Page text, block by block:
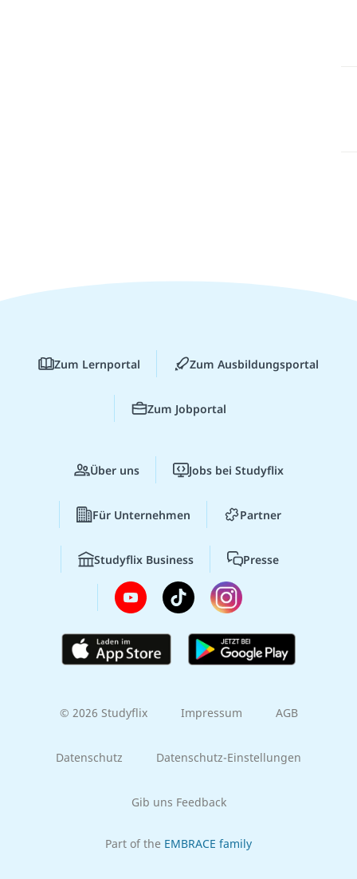
Zum Lernportal Zum Ausbildungsportal
Zum Jobportal
Über uns Jobs bei Studyflix
Für Unternehmen Partner
Studyflix Business Presse
© 2026 Studyflix Impressum AGB
Datenschutz Datenschutz-Einstellungen
Gib uns Feedback
Part of the EMBRACE family